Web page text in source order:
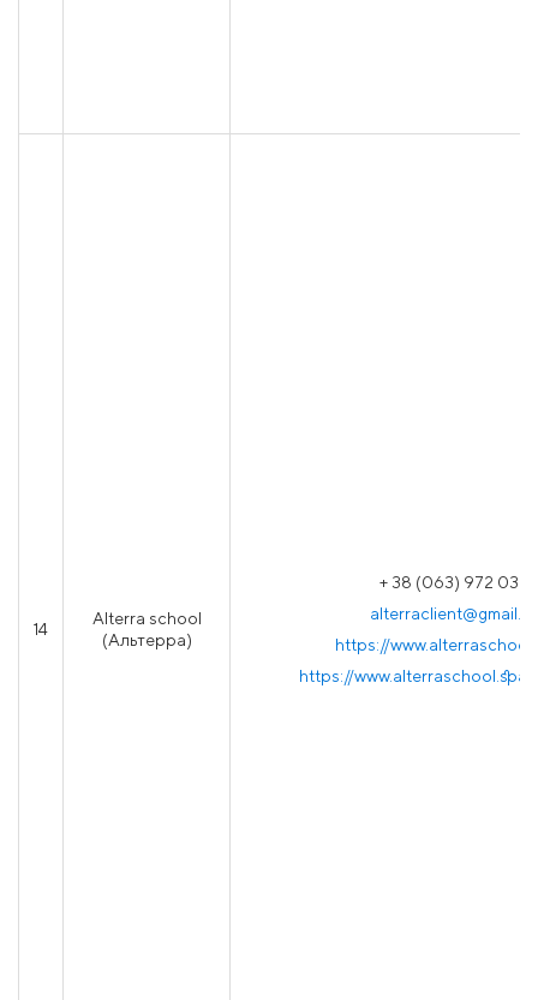
14
Alterra school
(Альтерра)
+ 38 (063) 972 03
https://
https://